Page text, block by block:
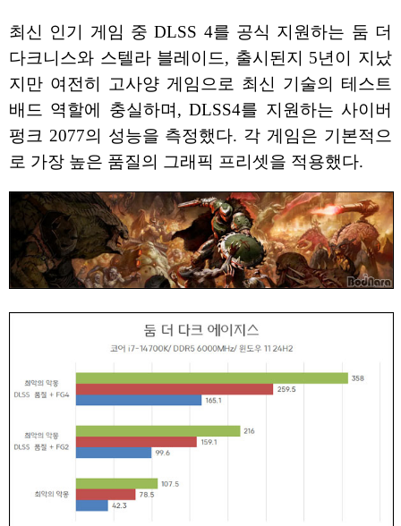
최신 인기 게임 중 DLSS 4를 공식 지원하는 둠 더
다크니스와 스텔라 블레이드, 출시된지 5년이 지났
지만 여전히 고사양 게임으로 최신 기술의 테스트
배드 역할에 충실하며, DLSS4를 지원하는 사이버
펑크 2077의 성능을 측정했다. 각 게임은 기본적으
로 가장 높은 품질의 그래픽 프리셋을 적용했다.